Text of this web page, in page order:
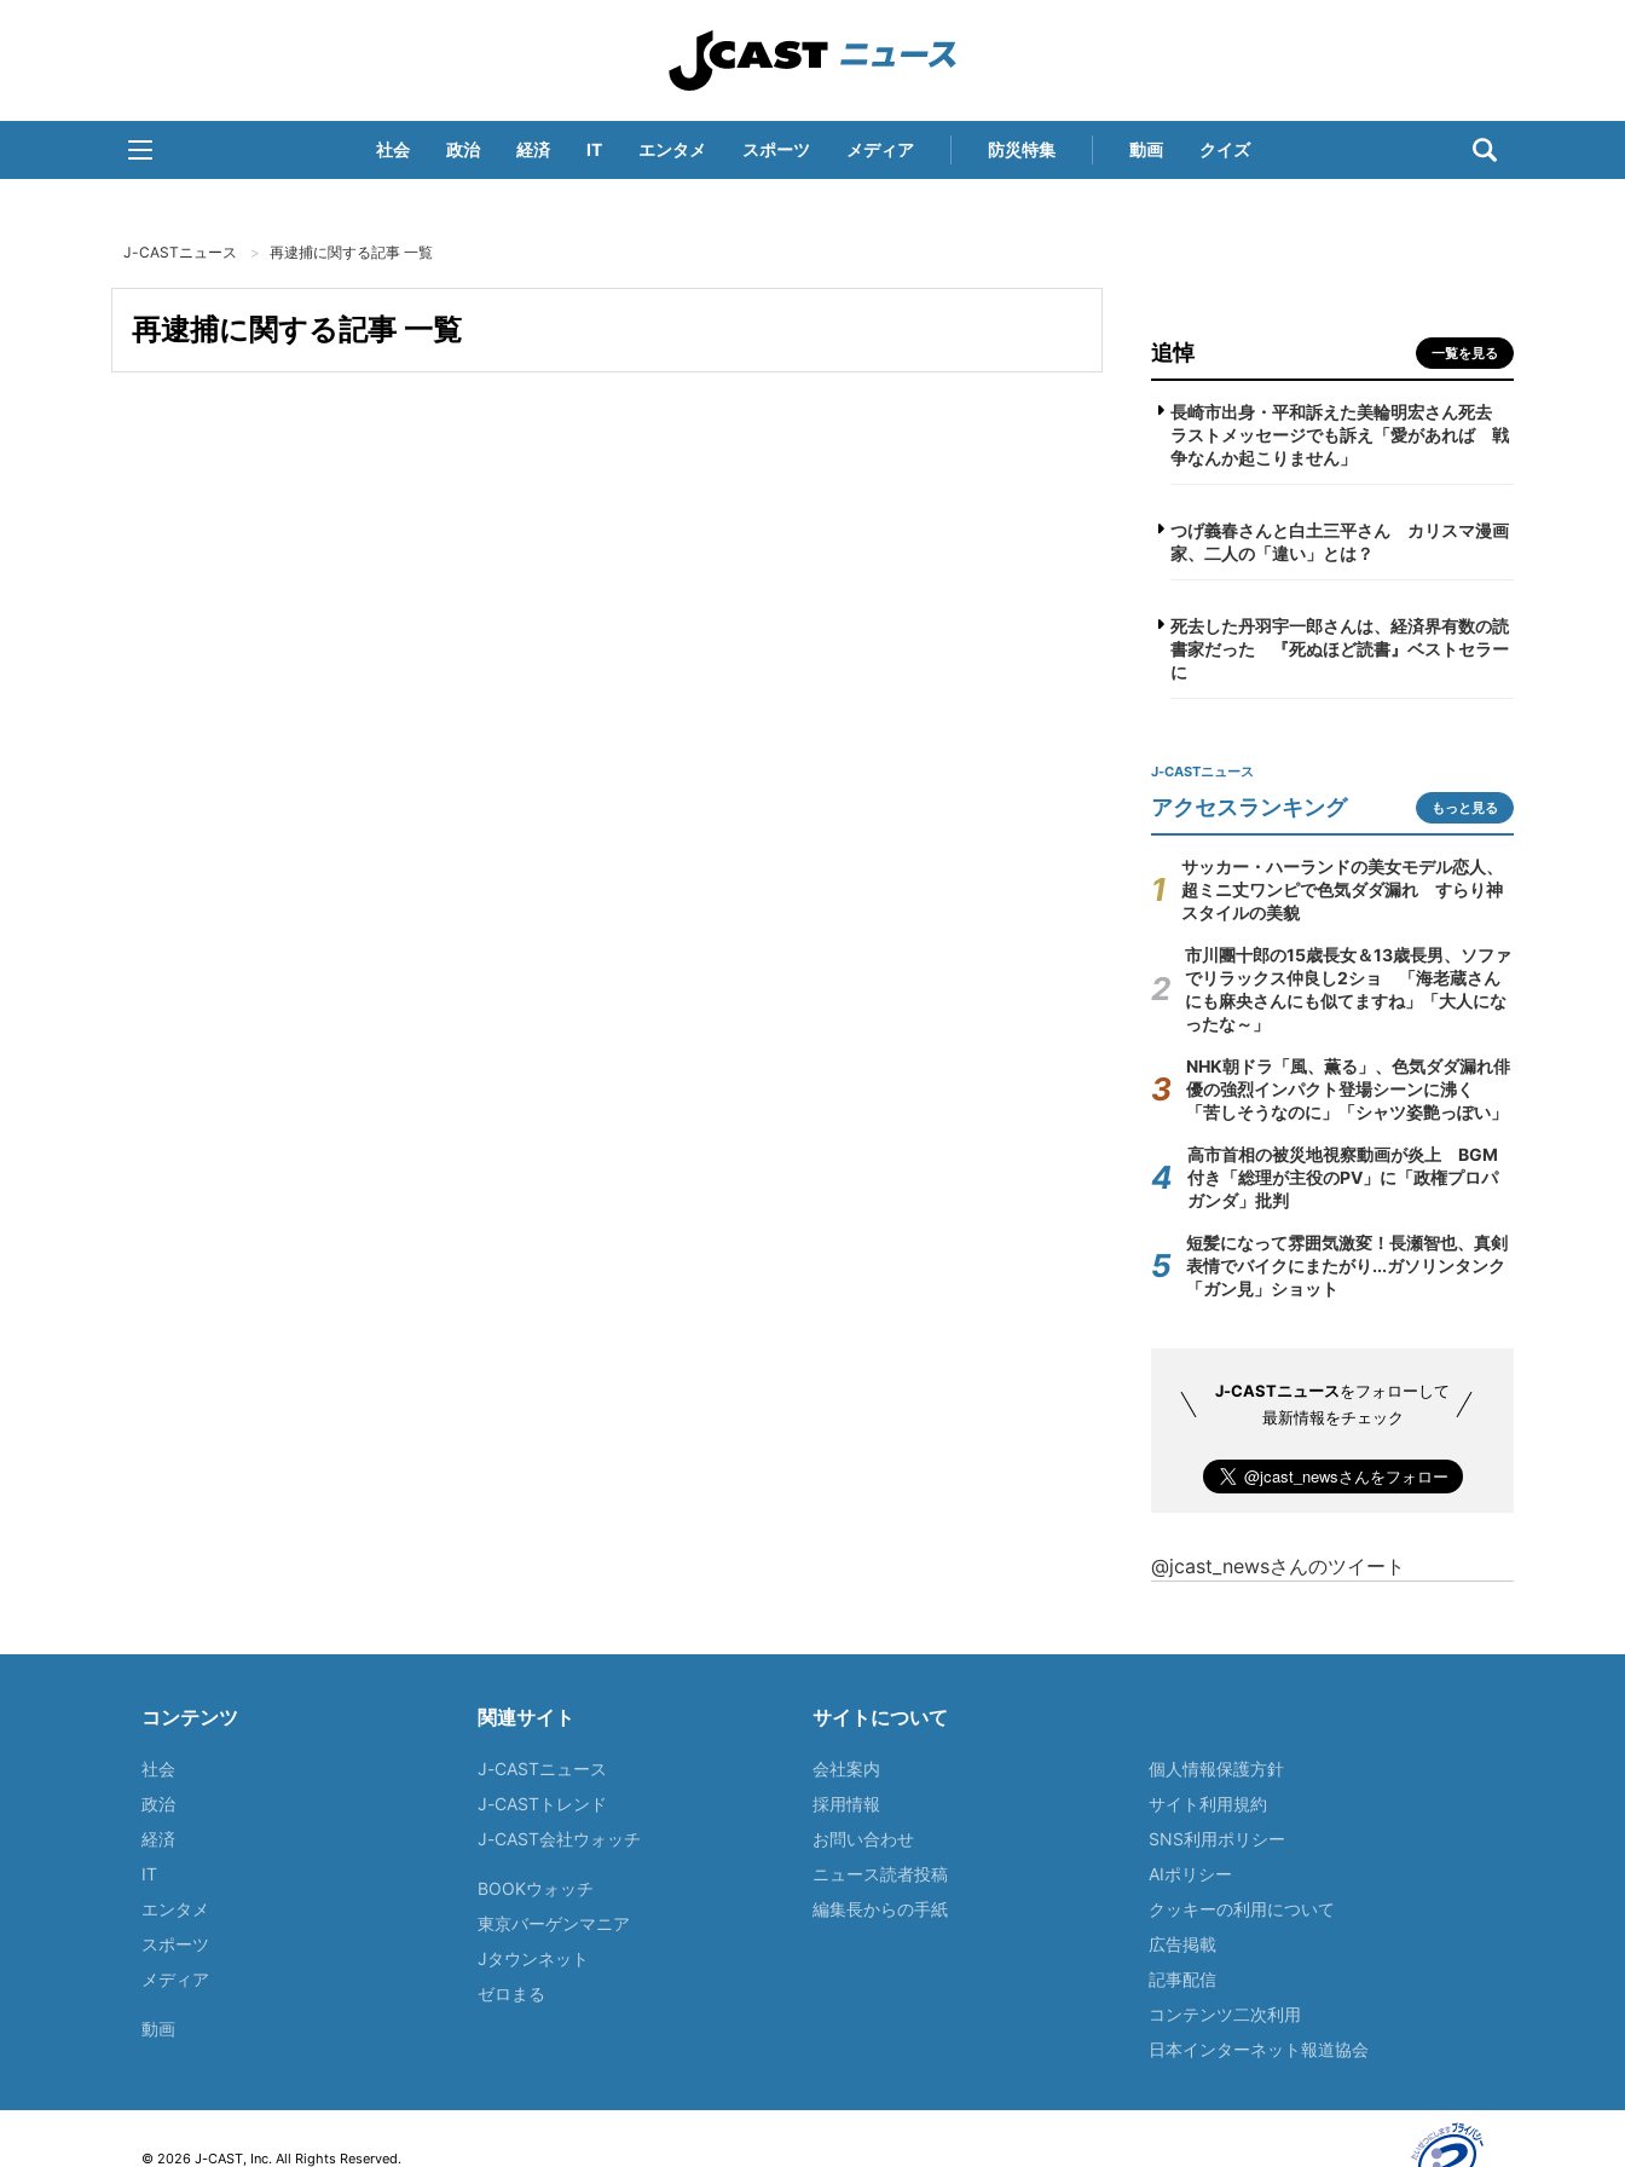
社会 政治 経済 IT エンタメ スポーツ メディア 防災特集 動画 クイズ
J-CASTニュース 再逮捕に関する記事 一覧
再逮捕に関する記事 一覧
追悼 一覧を見る
長崎市出身・平和訴えた美輪明宏さん死去
ラストメッセージでも訴え「愛があれば 戦
争なんか起こりません」
つげ義春さんと白土三平さん カリスマ漫画
家、二人の「違い」とは？
死去した丹羽宇一郎さんは、経済界有数の読
書家だった 『死ぬほど読書』ベストセラー
に
J-CASTニュース
アクセスランキング もっと見る
サッカー・ハーランドの美女モデル恋人、
超ミニ丈ワンピで色気ダダ漏れ すらり神
スタイルの美貌
市川團十郎の15歳長女＆13歳長男、ソファ
でリラックス仲良し2ショ 「海老蔵さん
にも麻央さんにも似てますね」「大人にな
ったな～」
NHK朝ドラ「風、薫る」、色気ダダ漏れ俳
優の強烈インパクト登場シーンに沸く
「苦しそうなのに」「シャツ姿艶っぽい」
高市首相の被災地視察動画が炎上 BGM
付き「総理が主役のPV」に「政権プロパ
ガンダ」批判
短髪になって雰囲気激変！長瀬智也、真剣
表情でバイクにまたがり...ガソリンタンク
「ガン見」ショット
J-CASTニュースをフォローして
最新情報をチェック
@jcast_newsさんのツイート
コンテンツ
社会
政治
経済
IT
エンタメ
スポーツ
メディア
動画
関連サイト
J-CASTニュース
J-CASTトレンド
J-CAST会社ウォッチ
BOOKウォッチ
東京バーゲンマニア
Jタウンネット
ゼロまる
サイトについて
会社案内
採用情報
お問い合わせ
ニュース読者投稿
編集長からの手紙
個人情報保護方針
サイト利用規約
SNS利用ポリシー
AIポリシー
クッキーの利用について
広告掲載
記事配信
コンテンツ二次利用
日本インターネット報道協会
© 2026 J-CAST, Inc. All Rights Reserved.